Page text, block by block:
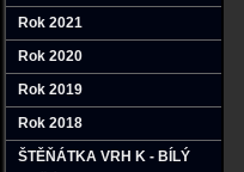
Rok 2021
Rok 2020
Rok 2019
Rok 2018
ŠTĚŇÁTKA VRH K - BÍLÝ